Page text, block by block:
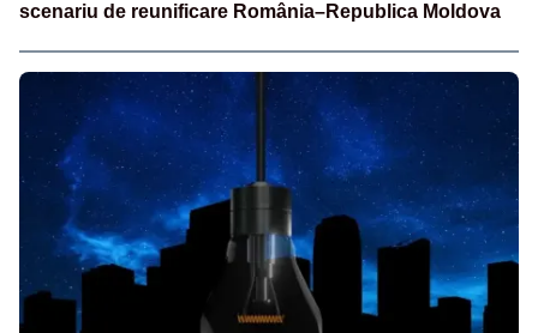
scenariu de reunificare România–Republica Moldova